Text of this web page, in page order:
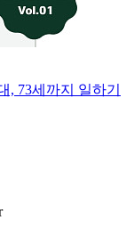
, 73세까지 일하기